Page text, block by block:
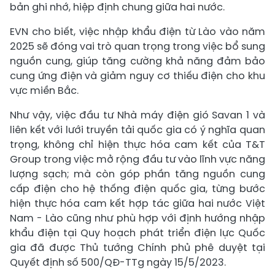
bản ghi nhớ, hiệp định chung giữa hai nước.
EVN cho biết, việc nhập khẩu điện từ Lào vào năm
2025 sẽ đóng vai trò quan trọng trong việc bổ sung
nguồn cung, giúp tăng cường khả năng đảm bảo
cung ứng điện và giảm nguy cơ thiếu điện cho khu
vực miền Bắc.
Như vậy, việc đầu tư Nhà máy điện gió Savan 1 và
liên kết với lưới truyền tải quốc gia có ý nghĩa quan
trọng, không chỉ hiện thực hóa cam kết của T&T
Group trong việc mở rộng đầu tư vào lĩnh vực năng
lượng sạch; mà còn góp phần tăng nguồn cung
cấp điện cho hệ thống điện quốc gia, từng bước
hiện thực hóa cam kết hợp tác giữa hai nước Việt
Nam - Lào cũng như phù hợp với định hướng nhập
khẩu điện tại Quy hoạch phát triển điện lực Quốc
gia đã được Thủ tướng Chính phủ phê duyệt tại
Quyết định số 500/QĐ-TTg ngày 15/5/2023.